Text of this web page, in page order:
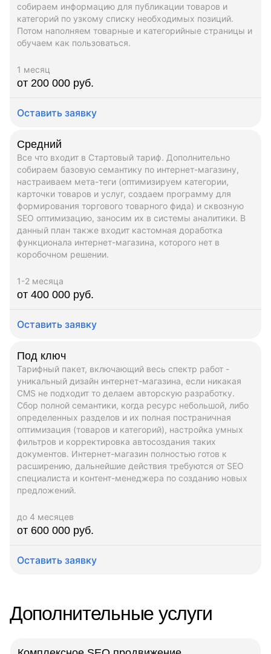
собираем информацию для публикации товаров и
категорий по узкому списку необходимых позиций.
Потом наполняем товарные и категорийные страницы и
обучаем как пользоваться.
1 месяц
от 200 000 руб.
Оставить заявку
Средний
Все что входит в Стартовый тариф. Дополнительно
собираем базовую семантику по интернет-магазину,
настраиваем мета-теги (оптимизируем категории,
карточки товаров и услуг, создаем программу для
формирования торгового товарного фида) и сквозную
SEO оптимизацию, заносим их в системы аналитики. В
данный план также входит кастомная доработка
функционала интернет-магазина, которого нет в
коробочном решении.
1-2 месяца
от 400 000 руб.
Оставить заявку
Под ключ
Тарифный пакет, включающий весь спектр работ -
уникальный дизайн интернет-магазина, если никакая
CMS не подходит то делаем авторскую разработку.
Сбор полной семантики, когда ресурс небольшой, либо
определенных разделов и их полная постраничная
оптимизация (товаров и категорий), настройка умных
фильтров и корректировка автосоздания таких
документов. Интернет-магазин полностью готов к
расширению, дальнейшие действия требуются от SEO
специалиста и контент-менеджера по созданию новых
предложений.
до 4 месяцев
от 600 000 руб.
Оставить заявку
Дополнительные услуги